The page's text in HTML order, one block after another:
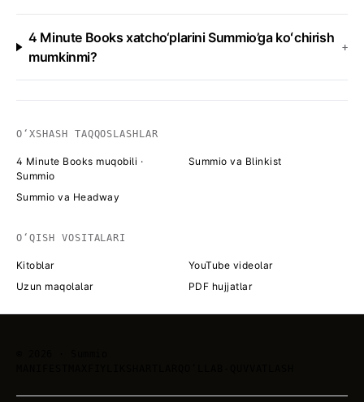
4 Minute Books xatcho‘plarini Summio’ga koʻchirish
mumkinmi?
+
OʻXSHASH TAQQOSLASHLAR
4 Minute Books muqobili ·
Summio
Summio va Blinkist
Summio va Headway
OʻQISH VOSITALARI
Kitoblar
YouTube videolar
Uzun maqolalar
PDF hujjatlar